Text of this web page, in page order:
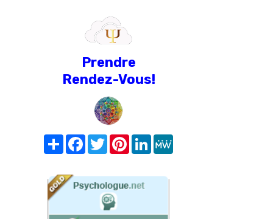
Prendre
Rendez-Vous!
Share FacebookTwitterPinterest
LinkedIn